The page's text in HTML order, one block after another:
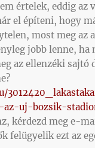
értelek, eddig az
el építeni, hogy
most meg az
jobb lenne, ha
az ellenzéki sajtó
uj-bozsik-
kérdezd meg e-
felügyelik ezt az